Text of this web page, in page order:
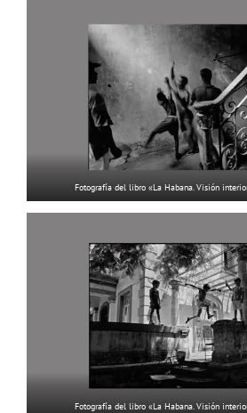
Fotografía del libro «La Habana. Visión
Fotografía del libro «La Habana. Visión